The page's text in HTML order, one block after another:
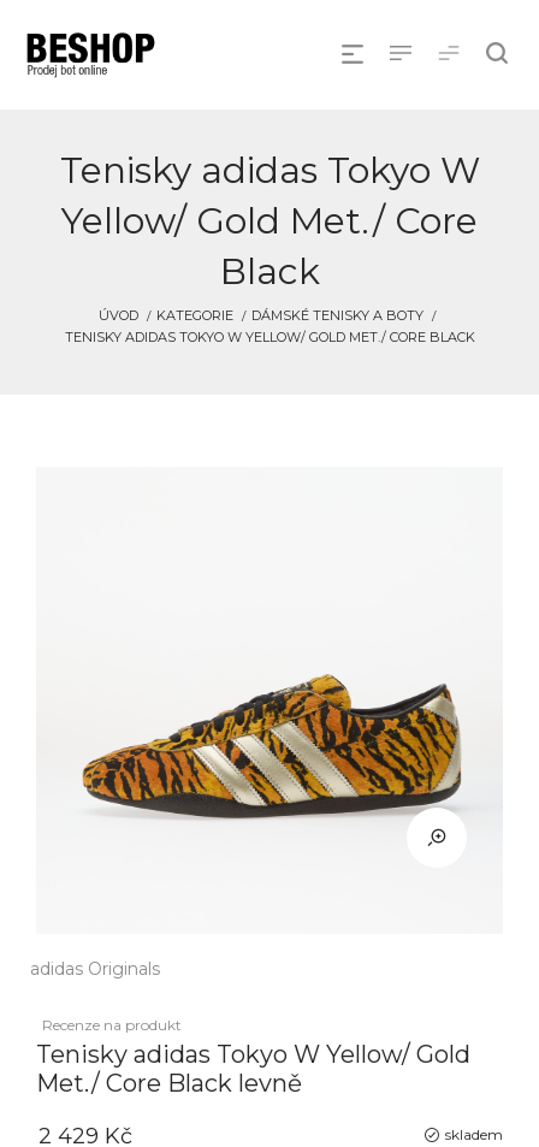
Tenisky adidas Tokyo W
Yellow/ Gold Met./ Core
Black
ÚVOD KATEGORIE
DÁMSKÉ TENISKY A BOTY
TENISKY ADIDAS TOKYO W YELLOW/ GOLD MET./ CORE BLACK
adidas Originals
Recenze na produkt
Tenisky adidas Tokyo W Yellow/ Gold
Met./ Core Black levně
skladem
2 429 Kč